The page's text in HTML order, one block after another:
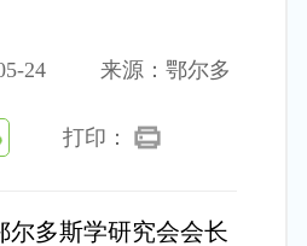
24
来源：鄂尔多
打印：
多斯学研究会会长